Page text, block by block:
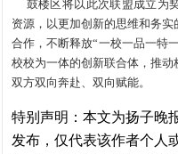
鼓楼区将以此次联盟成立为
资源，以更加创新的思维和务
合作，不断释放“一校一品一特
校校为一体的创新联合体，推
双方双向奔赴、双向赋能。
特别声明：本文为扬子晚
发布，仅代表该作者个人